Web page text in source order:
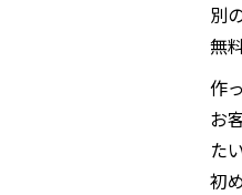
別
無
作
お
た
初